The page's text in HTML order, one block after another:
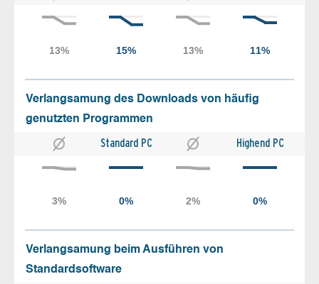
Verlangsamung des Downloads von häufig
genutzten Programmen
Standard PC Highend PC
Verlangsamung beim Ausführen von
Standardsoftware